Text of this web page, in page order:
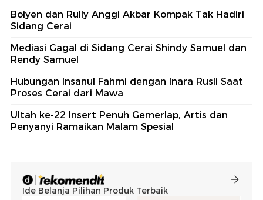
Boiyen dan Rully Anggi Akbar Kompak Tak Hadiri
Sidang Cerai
Mediasi Gagal di Sidang Cerai Shindy Samuel dan
Rendy Samuel
Hubungan Insanul Fahmi dengan Inara Rusli Saat
Proses Cerai dari Mawa
Ultah ke-22 Insert Penuh Gemerlap, Artis dan
Penyanyi Ramaikan Malam Spesial